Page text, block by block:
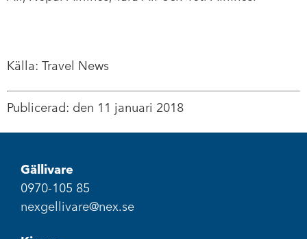
Källa: Travel News
Publicerad: den 11 januari 2018
Gällivare
0970-105 85
nexgellivare@nex.se